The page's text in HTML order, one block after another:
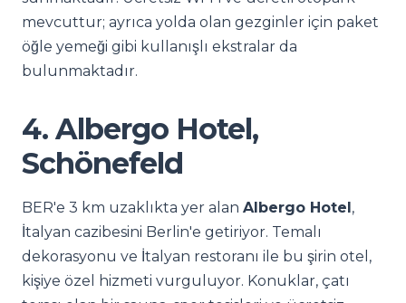
mevcuttur; ayrıca yolda olan gezginler için paket
öğle yemeği gibi kullanışlı ekstralar da
bulunmaktadır.
4. Albergo Hotel,
Schönefeld
BER'e 3 km uzaklıkta yer alan Albergo Hotel,
İtalyan cazibesini Berlin'e getiriyor. Temalı
dekorasyonu ve İtalyan restoranı ile bu şirin otel,
kişiye özel hizmeti vurguluyor. Konuklar, çatı